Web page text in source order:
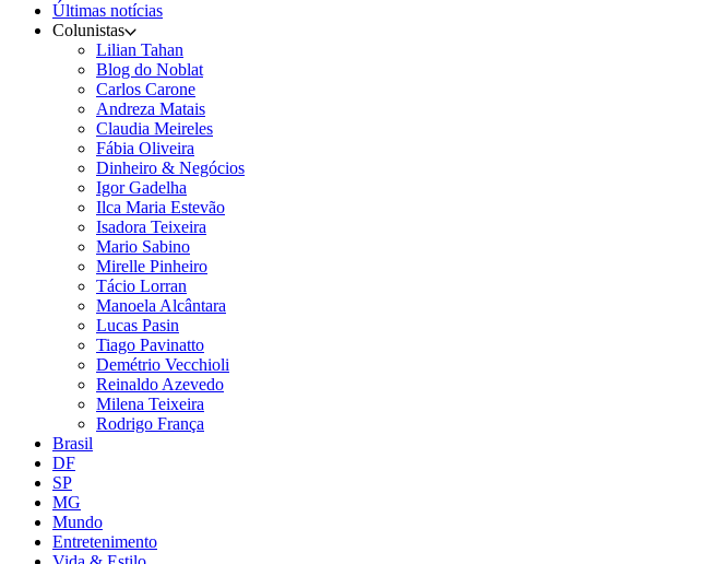
Últimas notícias
Colunistas
Lilian Tahan
Blog do Noblat
Carlos Carone
Andreza Matais
Claudia Meireles
Fábia Oliveira
Dinheiro & Negócios
Igor Gadelha
Ilca Maria Estevão
Isadora Teixeira
Mario Sabino
Mirelle Pinheiro
Tácio Lorran
Manoela Alcântara
Lucas Pasin
Tiago Pavinatto
Demétrio Vecchioli
Reinaldo Azevedo
Milena Teixeira
Rodrigo França
Brasil
DF
SP
MG
Mundo
Entretenimento